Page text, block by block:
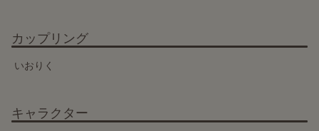
カップリング
いおりく
キャラクター